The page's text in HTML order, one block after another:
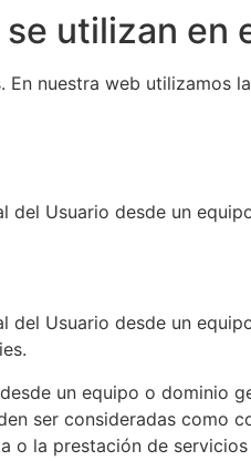
utilizan en
nuestra web utilizamos
del Usuario desde un
del Usuario desde un
un equipo o
ser consideradas
o la prestación de